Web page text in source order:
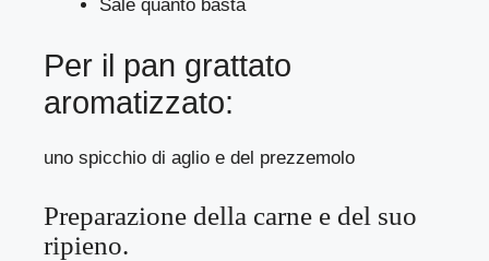
Sale quanto basta
Per il pan grattato
aromatizzato:
uno spicchio di aglio e del prezzemolo
Preparazione della carne e del suo
ripieno.